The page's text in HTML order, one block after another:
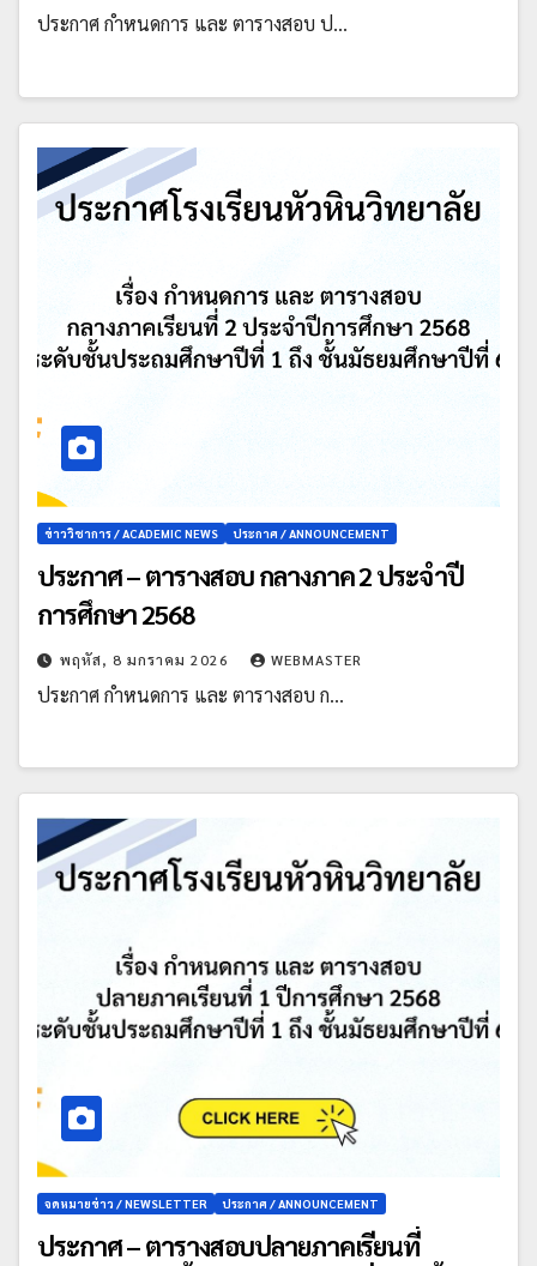
ประกาศ กำหนดการ และ ตารางสอบ ป…
ข่าววิชาการ / ACADEMIC NEWS ประกาศ / ANNOUNCEMENT
ประกาศ – ตารางสอบ กลางภาค 2 ประจำปี
การศึกษา 2568
พฤหัส, 8 มกราคม 2026 WEBMASTER
ประกาศ กำหนดการ และ ตารางสอบ ก…
จดหมายข่าว / NEWSLETTER ประกาศ / ANNOUNCEMENT
ประกาศ – ตารางสอบปลายภาคเรียนที่